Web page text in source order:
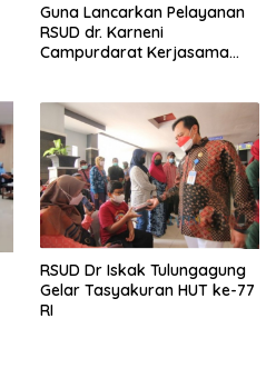
Guna Lancarkan Pelayanan
RSUD dr. Karneni
Campurdarat Kerjasama
RSUD Dr Iskak Tulungagung
Gelar Tasyakuran HUT ke-77
RI